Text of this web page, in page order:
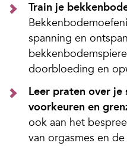
Train je
spanning en
doorbloeding en
Leer praten over je
voorkeuren en
ook aan het
van orgasmes en